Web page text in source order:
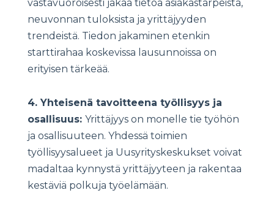
vastavuoroisesti jakaa tietoa asiakastarpeista,
neuvonnan tuloksista ja yrittäjyyden
trendeistä. Tiedon jakaminen etenkin
starttirahaa koskevissa lausunnoissa on
erityisen tärkeää.
4. Yhteisenä tavoitteena työllisyys ja
osallisuus: Yrittäjyys on monelle tie työhön
ja osallisuuteen. Yhdessä toimien
työllisyysalueet ja Uusyrityskeskukset voivat
madaltaa kynnystä yrittäjyyteen ja rakentaa
kestäviä polkuja työelämään.